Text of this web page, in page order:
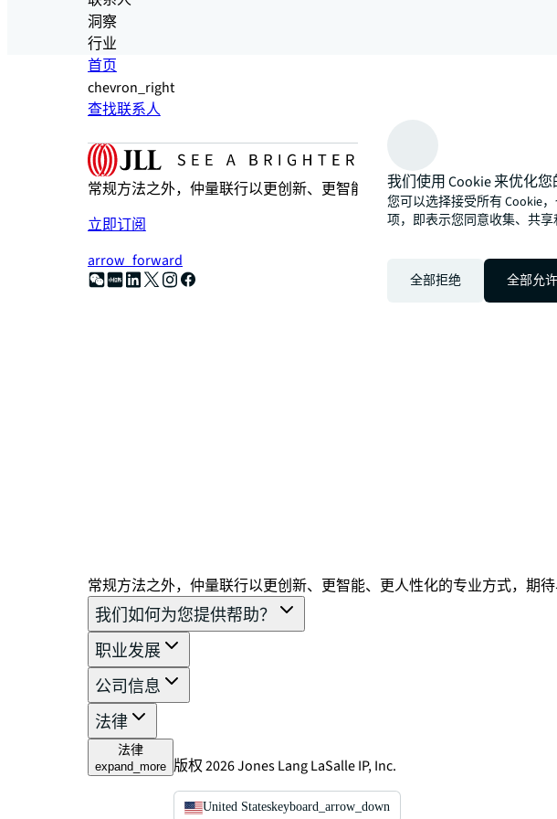
洞察
行业
首页
chevron_right
查找联系人
常规方法之外，仲量联行以更创新、更智能、更人性化的专业方式，期
立即订阅
arrow_forward
常规方法之外，仲量联行以更创新、更智能、更人性化的专业方式，期
我们如何为您提供帮助？
职业发展
公司信息
法律
法律
expand_more 版权 2026 Jones Lang LaSalle IP, Inc.
United Stateskeyboard_arrow_down
我们使用 Cookie 来优化您
您可以选择接受所有 Cookie
项，即表示您同意收集、共
全部拒绝 全部允许